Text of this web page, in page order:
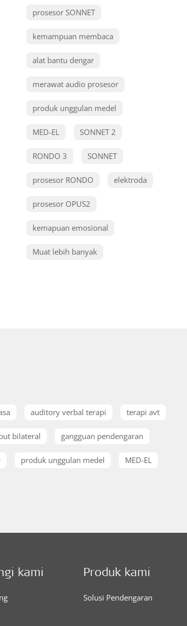
prosesor SONNET
kemampuan membaca
alat bantu dengar
merawat audio prosesor
produk unggulan medel
MED-EL SONNET 2
RONDO 3 SONNET
prosesor RONDO elektroda
prosesor OPUS2
kemapuan emosional
Muat lebih banyak
auditory verbal terapi terapi avt
bilateral gangguan pendengaran
produk unggulan medel MED-EL
kami Produk kami
Solusi Pendengaran